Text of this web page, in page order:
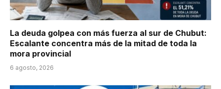
La deuda golpea con más fuerza al sur de Chubut:
Escalante concentra más de la mitad de toda la
mora provincial
6 agosto, 2026